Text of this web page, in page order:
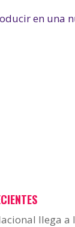
en una
llega a